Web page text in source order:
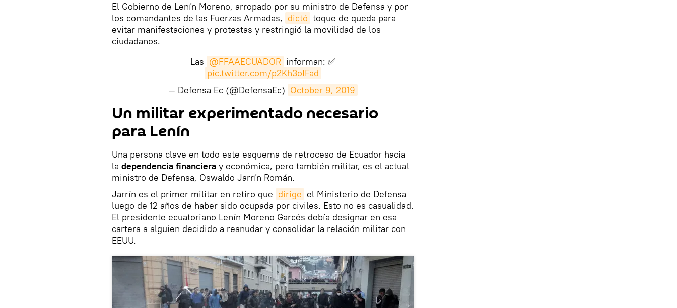
El Gobierno de Lenín Moreno, arropado por su ministro de Defensa y por
los comandantes de las Fuerzas Armadas, dictó toque de queda para
evitar manifestaciones y protestas y restringió la movilidad de los
ciudadanos.
Las @FFAAECUADOR informan: ✅
pic.twitter.com/p2Kh3oIFad
— Defensa Ec (@DefensaEc) October 9, 2019
Un militar experimentado necesario
para Lenín
Una persona clave en todo este esquema de retroceso de Ecuador hacia
la dependencia financiera y económica, pero también militar, es el actual
ministro de Defensa, Oswaldo Jarrín Román.
Jarrín es el primer militar en retiro que dirige el Ministerio de Defensa
luego de 12 años de haber sido ocupada por civiles. Esto no es casualidad.
El presidente ecuatoriano Lenín Moreno Garcés debía designar en esa
cartera a alguien decidido a reanudar y consolidar la relación militar con
EEUU.